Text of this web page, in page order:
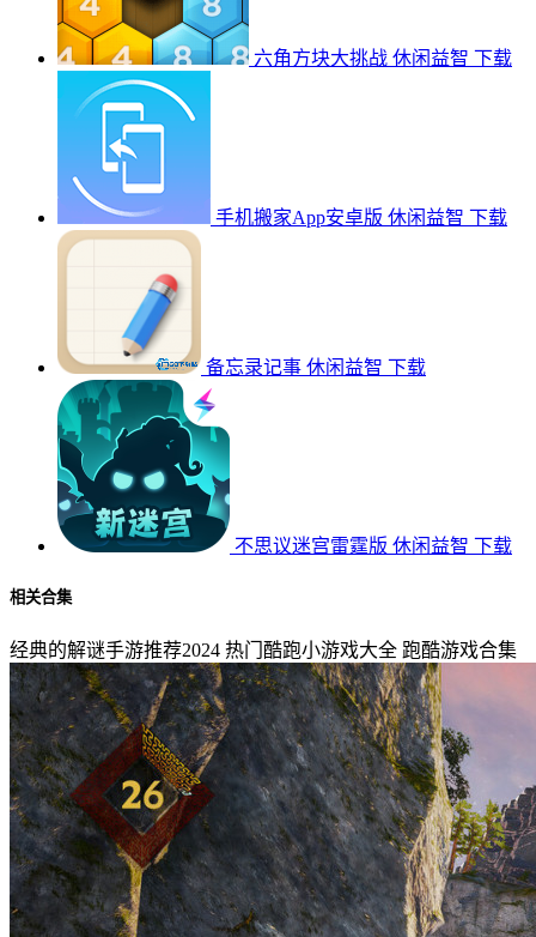
六角方块大挑战 休闲益智 下载
手机搬家App安卓版 休闲益智 下载
备忘录记事 休闲益智 下载
不思议迷宫雷霆版 休闲益智 下载
相关合集
经典的解谜手游推荐2024 热门酷跑小游戏大全 跑酷游戏合集